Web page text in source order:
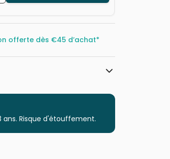
offerte dès €45 d’achat*
pour Adultes (500 à 48.000
Risque d'étouffement.